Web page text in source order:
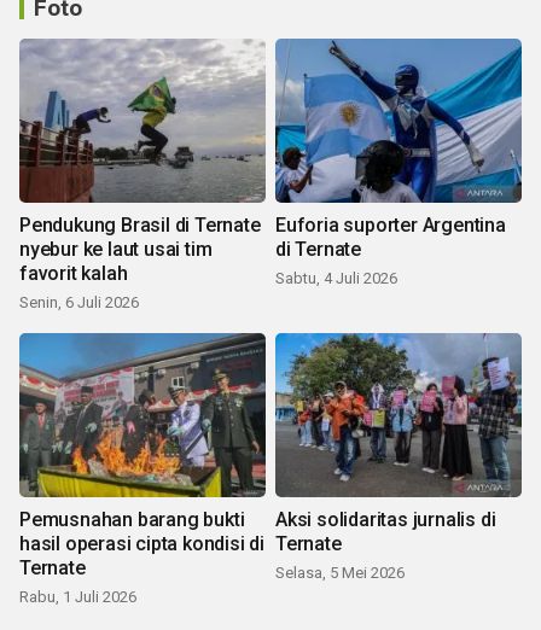
Foto
Pendukung Brasil di Ternate
nyebur ke laut usai tim
favorit kalah
Senin, 6 Juli 2026
Euforia suporter Argentina
di Ternate
Sabtu, 4 Juli 2026
Pemusnahan barang bukti
hasil operasi cipta kondisi di
Ternate
Rabu, 1 Juli 2026
Aksi solidaritas jurnalis di
Ternate
Selasa, 5 Mei 2026